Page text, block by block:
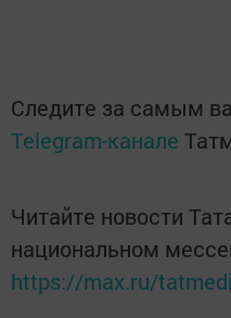
Следите за самым
Telegram-канале
Читайте новости
национальном
https://max.ru/